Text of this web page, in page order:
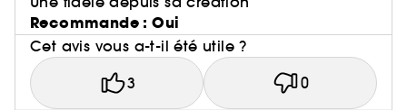
Recommande : Oui
Cet avis vous a-t-il été utile ?
3 0